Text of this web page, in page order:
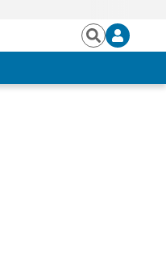
BuscarIniciar
sesión